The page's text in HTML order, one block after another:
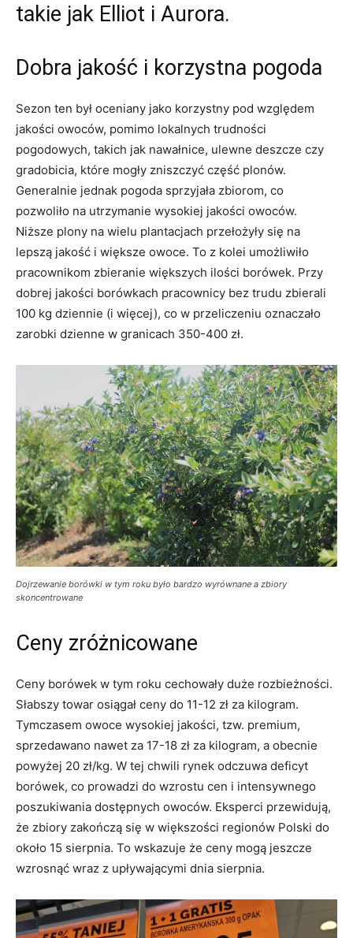
takie jak Elliot i Aurora.
Dobra jakość i korzystna pogoda
Sezon ten był oceniany jako korzystny pod względem
jakości owoców, pomimo lokalnych trudności
pogodowych, takich jak nawałnice, ulewne deszcze czy
gradobicia, które mogły zniszczyć część plonów.
Generalnie jednak pogoda sprzyjała zbiorom, co
pozwoliło na utrzymanie wysokiej jakości owoców.
Niższe plony na wielu plantacjach przełożyły się na
lepszą jakość i większe owoce. To z kolei umożliwiło
pracownikom zbieranie większych ilości borówek. Przy
dobrej jakości borówkach pracownicy bez trudu zbierali
100 kg dziennie (i więcej), co w przeliczeniu oznaczało
zarobki dzienne w granicach 350-400 zł.
Dojrzewanie borówki w tym roku było bardzo wyrównane a zbiory
skoncentrowane
Ceny zróżnicowane
Ceny borówek w tym roku cechowały duże rozbieżności.
Słabszy towar osiągał ceny do 11-12 zł za kilogram.
Tymczasem owoce wysokiej jakości, tzw. premium,
sprzedawano nawet za 17-18 zł za kilogram, a obecnie
powyżej 20 zł/kg. W tej chwili rynek odczuwa deficyt
borówek, co prowadzi do wzrostu cen i intensywnego
poszukiwania dostępnych owoców. Eksperci przewidują,
że zbiory zakończą się w większości regionów Polski do
około 15 sierpnia. To wskazuje że ceny mogą jeszcze
wzrosnąć wraz z upływającymi dnia sierpnia.